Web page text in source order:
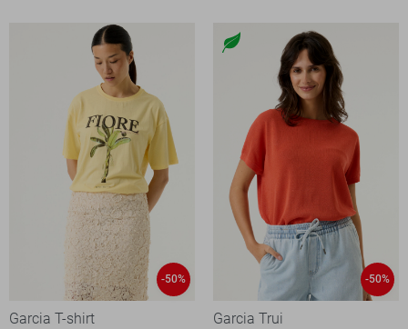
-50%
Garcia T-shirt
-50%
Garcia Trui